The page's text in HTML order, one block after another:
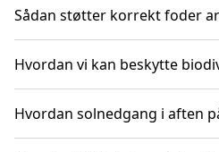
Sådan støtter korrekt foder
Hvordan vi kan beskytte
Hvordan solnedgang i aften